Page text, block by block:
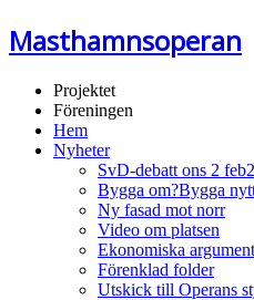
Masthamnsoperan
Projektet
Föreningen
Hem
Nyheter
SvD-debatt ons 2
Bygga om?Bygga
Ny fasad mot norr
Video om platsen
Ekonomiska argument
Förenklad folder
Utskick till Operans